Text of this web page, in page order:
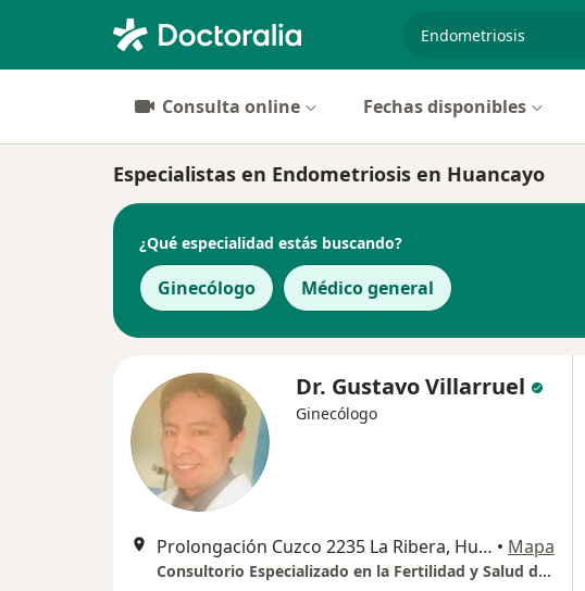
Consulta online Fechas disponibles
Especialistas en Endometriosis en Huancayo
¿Qué especialidad estás buscando?
Ginecólogo Médico general
Dr. Gustavo Villarruel
Ginecólogo
Prolongación Cuzco 2235 La Ribera, Huancayo • Mapa
Consultorio Especializado en la Fertilidad y Salud de la Mujer